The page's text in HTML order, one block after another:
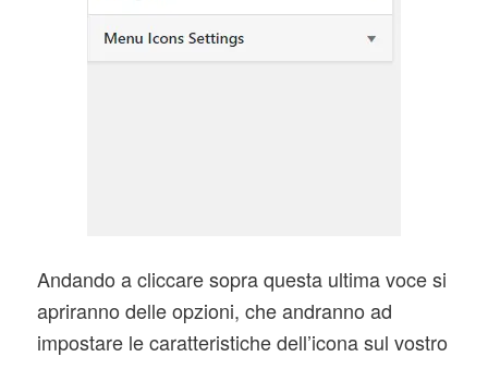
Andando a cliccare sopra questa ultima voce si
apriranno delle opzioni, che andranno ad
impostare le caratteristiche dell’icona sul vostro